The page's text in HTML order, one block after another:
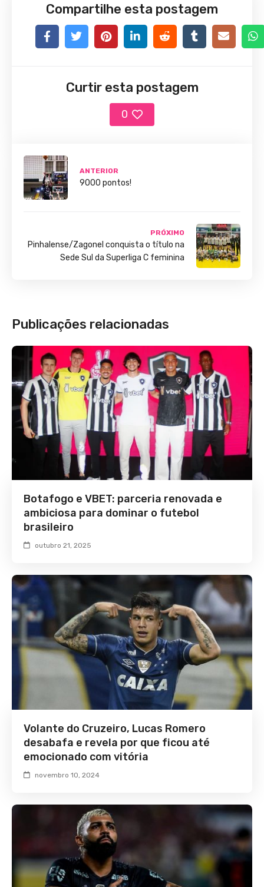
Compartilhe esta postagem
Curtir esta postagem
0
ANTERIOR
9000 pontos!
PRÓXIMO
Pinhalense/Zagonel conquista o título na
Sede Sul da Superliga C feminina
Publicações relacionadas
Botafogo e VBET: parceria renovada e
ambiciosa para dominar o futebol
brasileiro
outubro 21, 2025
Volante do Cruzeiro, Lucas Romero
desabafa e revela por que ficou até
emocionado com vitória
novembro 10, 2024